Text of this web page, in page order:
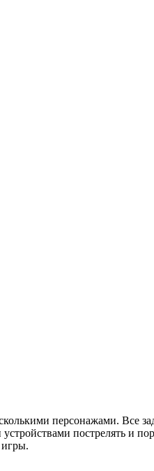
персонажами. Все
пострелять и
игры.